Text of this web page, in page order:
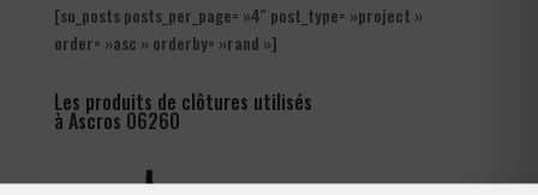
[su_posts posts_per_page= »4″ post_type= »project »
order= »asc » orderby= »rand »]
Les produits de clôtures utilisés
à Ascros 06260